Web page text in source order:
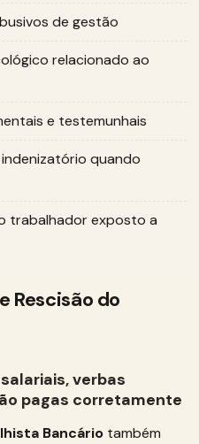
de gestão
relacionado ao
e testemunhais
quando
trabalhador exposto a
Rescisão do
verbas
pagas corretamente
Bancário também